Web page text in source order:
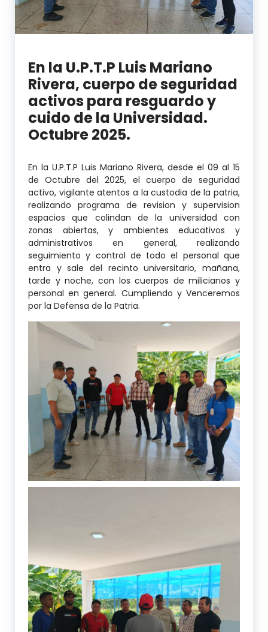
En la U.P.T.P Luis Mariano
Rivera, cuerpo de seguridad
activos para resguardo y
cuido de la Universidad.
Octubre 2025.
En la U.P.T.P Luis Mariano Rivera, desde el 09 al 15
de Octubre del 2025, el cuerpo de seguridad
activo, vigilante atentos a la custodia de la patria,
realizando programa de revision y supervision
espacios que colindan de la universidad con
zonas abiertas, y ambientes educativos y
administrativos en general, realizando
seguimiento y control de todo el personal que
entra y sale del recinto universitario, mañana,
tarde y noche, con los cuerpos de milicianos y
personal en general. Cumpliendo y Venceremos
por la Defensa de la Patria.